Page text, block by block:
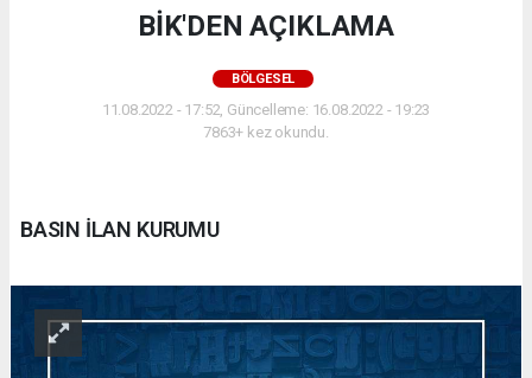
BİK'DEN AÇIKLAMA
BÖLGESEL
11.08.2022 - 17:52, Güncelleme: 16.08.2022 - 19:23
7863+ kez okundu.
BASIN İLAN KURUMU